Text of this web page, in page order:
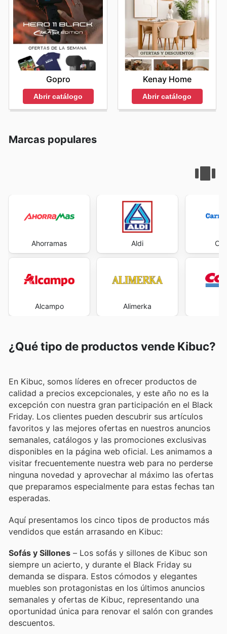
Gopro
Abrir catálogo
Kenay Home
Abrir catálogo
Marcas populares
Ahorramas
Alcampo
Aldi
Alimerka
¿Qué tipo de productos vende Kibuc?
En Kibuc, somos líderes en ofrecer productos de
calidad a precios excepcionales, y este año no es la
excepción con nuestra gran participación en el Black
Friday. Los clientes pueden descubrir sus artículos
favoritos y las mejores ofertas en nuestros anuncios
semanales, catálogos y las promociones exclusivas
disponibles en la página web oficial. Les animamos a
visitar frecuentemente nuestra web para no perderse
ninguna novedad y aprovechar al máximo las ofertas
que preparamos especialmente para estas fechas tan
esperadas.
Aquí presentamos los cinco tipos de productos más
vendidos que están arrasando en Kibuc:
Sofás y Sillones – Los sofás y sillones de Kibuc son
siempre un acierto, y durante el Black Friday su
demanda se dispara. Estos cómodos y elegantes
muebles son protagonistas en los últimos anuncios
semanales y ofertas de Kibuc, representando una
oportunidad única para renovar el salón con grandes
descuentos.